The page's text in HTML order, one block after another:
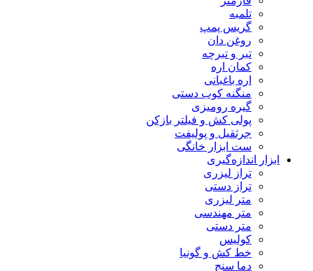
تلمبه
گریس پمپ
روغن دان
تبر و تبرچه
کمان اره
اره باغبانی
منگنه کوب دستی
گیره رومیزی
پولی کش و فیلتر بازکن
جرثقیل و پولیفت
ست ابزار خانگی
ابزار اندازه‌گیری
تراز لیزری
تراز دستی
متر لیزری
متر مهندسی
متر دستی
کولیس
خط کش و گونیا
دما سنج